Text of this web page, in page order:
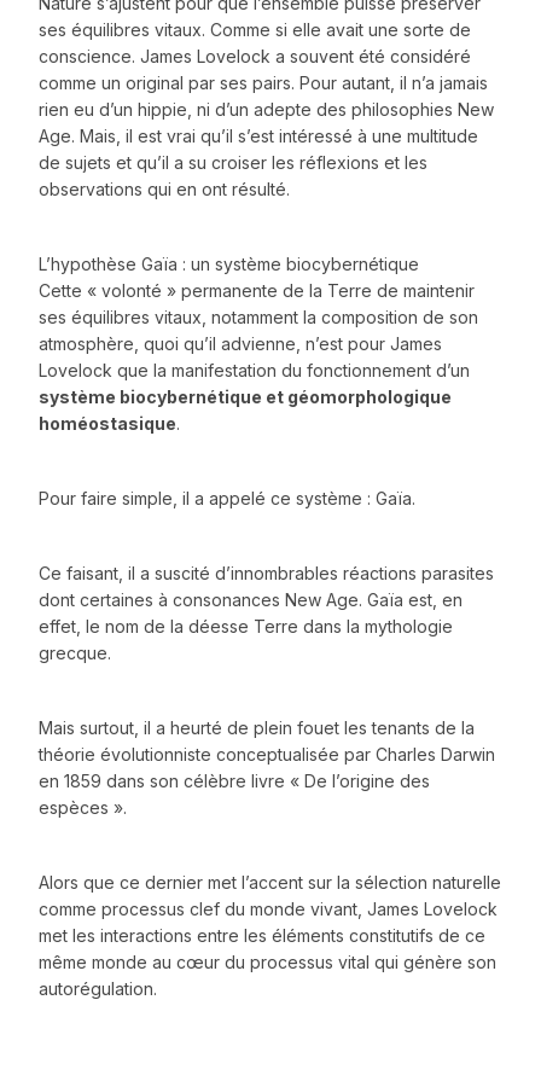
ses équilibres vitaux. Comme si elle avait une sorte de
conscience. James Lovelock a souvent été considéré
comme un original par ses pairs. Pour autant, il n’a jamais
rien eu d’un hippie, ni d’un adepte des philosophies New
Age. Mais, il est vrai qu’il s’est intéressé à une multitude
de sujets et qu’il a su croiser les réflexions et les
observations qui en ont résulté.
L’hypothèse Gaïa : un système biocybernétique
Cette « volonté » permanente de la Terre de maintenir
ses équilibres vitaux, notamment la composition de son
atmosphère, quoi qu’il advienne, n’est pour James
Lovelock que la manifestation du fonctionnement d’un
système biocybernétique et géomorphologique
homéostasique.
Pour faire simple, il a appelé ce système : Gaïa.
Ce faisant, il a suscité d’innombrables réactions parasites
dont certaines à consonances New Age. Gaïa est, en
effet, le nom de la déesse Terre dans la mythologie
grecque.
Mais surtout, il a heurté de plein fouet les tenants de la
théorie évolutionniste conceptualisée par Charles Darwin
en 1859 dans son célèbre livre « De l’origine des
espèces ».
Alors que ce dernier met l’accent sur la sélection naturelle
comme processus clef du monde vivant, James Lovelock
met les interactions entre les éléments constitutifs de ce
même monde au cœur du processus vital qui génère son
autorégulation.